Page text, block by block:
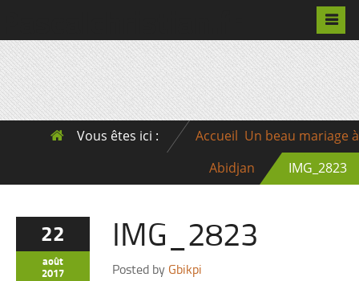
Vous êtes ici : Accueil Un beau mariage à
Abidjan
IMG_2823
22
août
2017
IMG_2823
Posted by Gbikpi